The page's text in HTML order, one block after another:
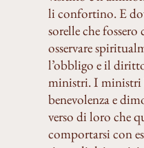
li confortino. E
sorelle che
osservare
l’obbligo e il
ministri. I ministri
benevolenza e
verso di loro che
comportarsi con